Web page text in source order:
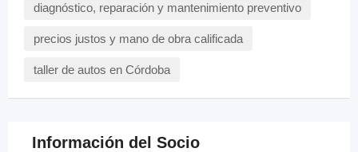
diagnóstico, reparación y mantenimiento preventivo
precios justos y mano de obra calificada
taller de autos en Córdoba
Información del Socio